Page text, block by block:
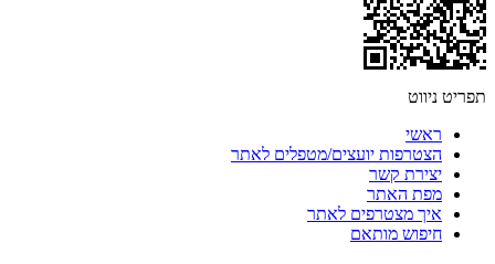
תפריט ניווט
ראשי
הצטרפות יועצים/מטפלים לאתר
יצירת קשר
מפת האתר
איך מצטרפים לאתר
חיפוש מותאם